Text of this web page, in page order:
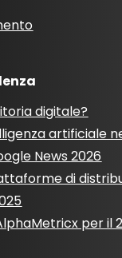
digitale?
artificiale
News 2026
di
per il